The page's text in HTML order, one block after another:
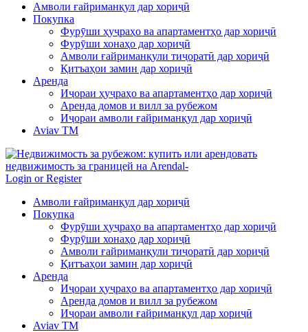
Амволи ғайриманқул дар хориҷӣ
Покупка
Фурӯши ҳуҷраҳо ва апартаментҳо дар хориҷӣ
Фурӯши хонаҳо дар хориҷӣ
Амволи ғайриманқули тиҷоратӣ дар хориҷӣ
Қитъаҳои замин дар хориҷӣ
Аренда
Иҷораи ҳуҷраҳо ва апартаментҳо дар хориҷӣ
Аренда домов и вилл за рубежом
Иҷораи амволи ғайриманқул дар хориҷӣ
Aviav TM
Login or Register
Амволи ғайриманқул дар хориҷӣ
Покупка
Фурӯши ҳуҷраҳо ва апартаментҳо дар хориҷӣ
Фурӯши хонаҳо дар хориҷӣ
Амволи ғайриманқули тиҷоратӣ дар хориҷӣ
Қитъаҳои замин дар хориҷӣ
Аренда
Иҷораи ҳуҷраҳо ва апартаментҳо дар хориҷӣ
Аренда домов и вилл за рубежом
Иҷораи амволи ғайриманқул дар хориҷӣ
Aviav TM